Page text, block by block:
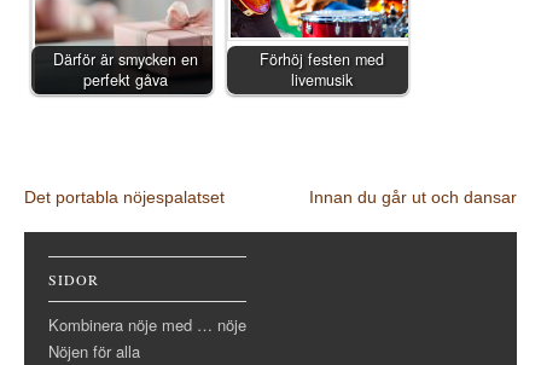
Därför är smycken en
perfekt gåva
Förhöj festen med
livemusik
Post navigation
Det portabla nöjespalatset Innan du går ut och dansar
SIDOR
Kombinera nöje med … nöje
Nöjen för alla